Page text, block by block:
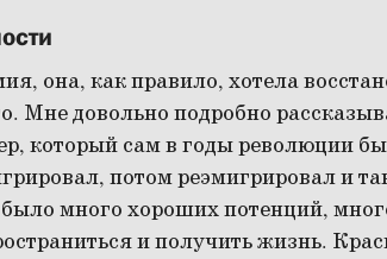
она, как правило, хотела
Мне довольно подробно
который сам в годы революции
потом реэмигрировал и
много хороших потенций,
и получить жизнь.